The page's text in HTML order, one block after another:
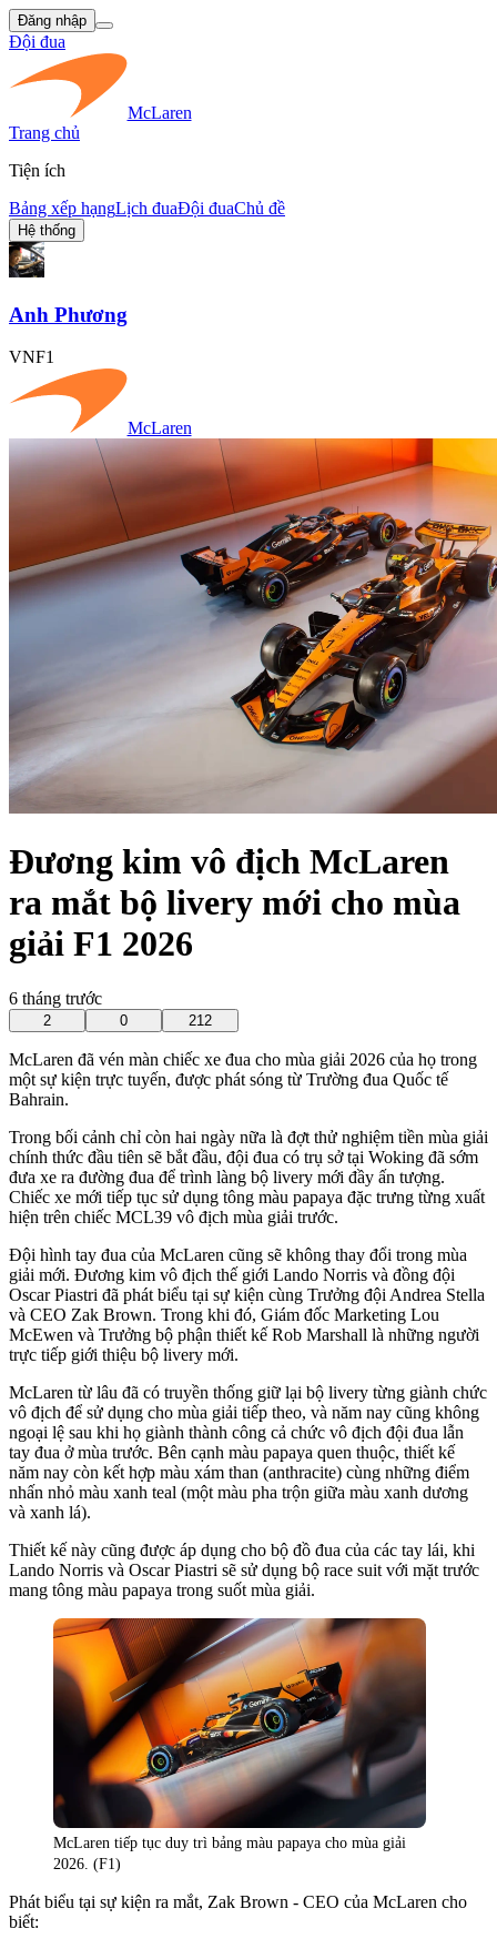
Đăng nhập
Đội đua
McLaren
Trang chủ
Tiện ích
Bảng xếp hạngLịch đuaĐội đuaChủ đề
Hệ thống
Anh Phương
VNF1
McLaren
Đương kim vô địch McLaren
ra mắt bộ livery mới cho mùa
giải F1 2026
6 tháng trước
2 0 212
McLaren đã vén màn chiếc xe đua cho mùa giải 2026 của họ trong
một sự kiện trực tuyến, được phát sóng từ Trường đua Quốc tế
Bahrain.
Trong bối cảnh chỉ còn hai ngày nữa là đợt thử nghiệm tiền mùa giải
chính thức đầu tiên sẽ bắt đầu, đội đua có trụ sở tại Woking đã sớm
đưa xe ra đường đua để trình làng bộ livery mới đầy ấn tượng.
Chiếc xe mới tiếp tục sử dụng tông màu papaya đặc trưng từng xuất
hiện trên chiếc MCL39 vô địch mùa giải trước.
Đội hình tay đua của McLaren cũng sẽ không thay đổi trong mùa
giải mới. Đương kim vô địch thế giới Lando Norris và đồng đội
Oscar Piastri đã phát biểu tại sự kiện cùng Trưởng đội Andrea Stella
và CEO Zak Brown. Trong khi đó, Giám đốc Marketing Lou
McEwen và Trưởng bộ phận thiết kế Rob Marshall là những người
trực tiếp giới thiệu bộ livery mới.
McLaren từ lâu đã có truyền thống giữ lại bộ livery từng giành chức
vô địch để sử dụng cho mùa giải tiếp theo, và năm nay cũng không
ngoại lệ sau khi họ giành thành công cả chức vô địch đội đua lẫn
tay đua ở mùa trước. Bên cạnh màu papaya quen thuộc, thiết kế
năm nay còn kết hợp màu xám than (anthracite) cùng những điểm
nhấn nhỏ màu xanh teal (một màu pha trộn giữa màu xanh dương
và xanh lá).
Thiết kế này cũng được áp dụng cho bộ đồ đua của các tay lái, khi
Lando Norris và Oscar Piastri sẽ sử dụng bộ race suit với mặt trước
mang tông màu papaya trong suốt mùa giải.
McLaren tiếp tục duy trì bảng màu papaya cho mùa giải
2026. (F1)
Phát biểu tại sự kiện ra mắt, Zak Brown - CEO của McLaren cho
biết: